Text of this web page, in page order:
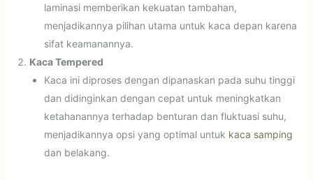
laminasi memberikan kekuatan tambahan,
menjadikannya pilihan utama untuk kaca depan karena
sifat keamanannya.
Kaca Tempered
Kaca ini diproses dengan dipanaskan pada suhu tinggi
dan didinginkan dengan cepat untuk meningkatkan
ketahanannya terhadap benturan dan fluktuasi suhu,
menjadikannya opsi yang optimal untuk kaca samping
dan belakang.